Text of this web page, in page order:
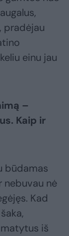
pradėjau
einu jau
–
Kaip ir
būdamas
nebuvau nė
Kad
iš